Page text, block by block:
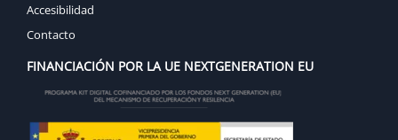
Accesibilidad
Contacto
FINANCIACIÓN POR LA UE NEXTGENERATION EU